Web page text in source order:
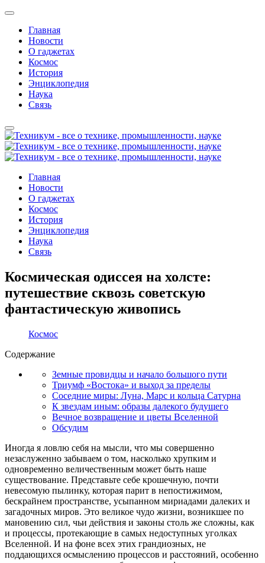
Главная
Новости
О гаджетах
Космос
История
Энциклопедия
Наука
Связь
Главная
Новости
О гаджетах
Космос
История
Энциклопедия
Наука
Связь
Космическая одиссея на холсте:
путешествие сквозь советскую
фантастическую живопись
Космос
Содержание
Земные провидцы и начало большого пути
Триумф «Востока» и выход за пределы
Соседние миры: Луна, Марс и кольца Сатурна
К звездам иным: образы далекого будущего
Вечное возвращение и цветы Вселенной
Обсудим
Иногда я ловлю себя на мысли, что мы совершенно
незаслуженно забываем о том, насколько хрупким и
одновременно величественным может быть наше
существование. Представьте себе крошечную, почти
невесомую пылинку, которая парит в непостижимом,
бескрайнем пространстве, усыпанном мириадами далеких и
загадочных миров. Это великое чудо жизни, возникшее по
мановению сил, чьи действия и законы столь же сложны, как
и процессы, протекающие в самых недоступных уголках
Вселенной. И на фоне всех этих грандиозных, не
поддающихся осмыслению процессов и расстояний, особенно